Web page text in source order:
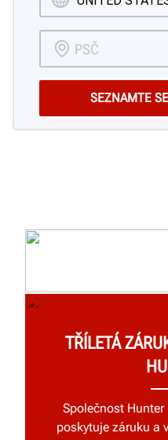
TŘÍLETÁ
Společnost
poskytuje záruku a